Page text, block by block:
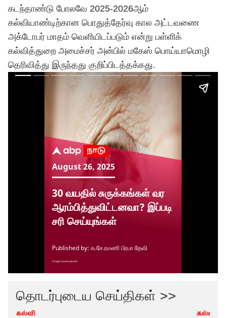
கடந்தாண்டு போலவே 2025-2026ஆம்
கல்வியாண்டிற்கான பொதுத்தேர்வு கால அட்டவணை
அக்டோபர் மாதம் வெளியிடப்படும் என்று பள்ளிக்
கல்வித்துறை அமைச்சர் அன்பில் மகேஸ் பொய்யாமொழி
தெரிவித்து இருந்தது குறிப்பிடத்தக்கது.
தொடர்புடைய செய்திகள் >>
கல்வி கல்வி